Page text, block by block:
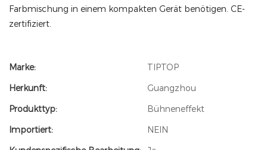
Farbmischung in einem kompakten Gerät benötigen. CE-
zertifiziert.
Marke:
TIPTOP
Herkunft:
Guangzhou
Produkttyp:
Bühneneffekt
Importiert:
NEIN